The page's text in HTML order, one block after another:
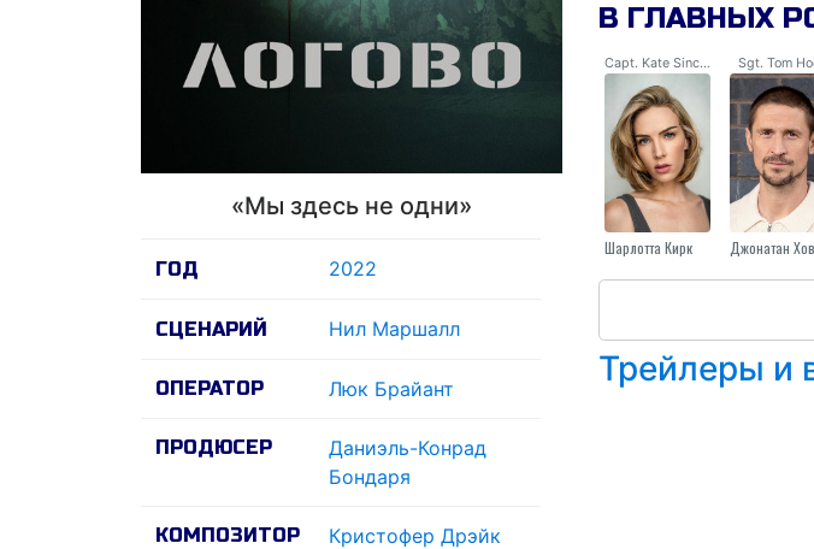
«Мы здесь не одни»
ГОД 2022
СЦЕНАРИЙ Нил Маршалл
ОПЕРАТОР Люк Брайант
ПРОДЮСЕР
Даниэль-Конрад
Бондаря
КОМПОЗИТОР Кристофер Дрэйк
В ГЛАВНЫХ
Capt. Kate Sinclair
Шарлотта Кирк
Sgt. Tom
Трейлеры и